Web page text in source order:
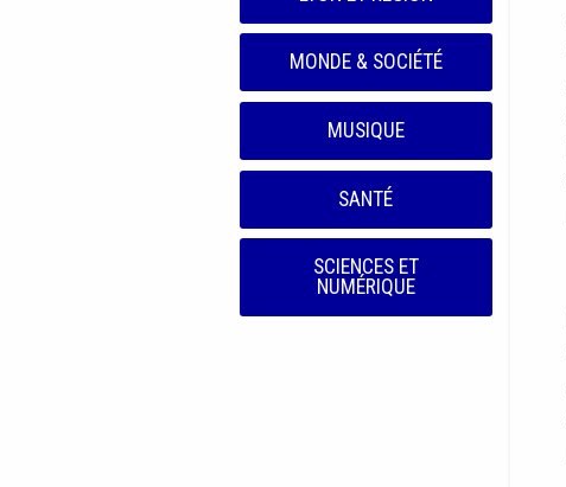
MONDE & SOCIÉTÉ
MUSIQUE
SANTÉ
SCIENCES ET
NUMÉRIQUE